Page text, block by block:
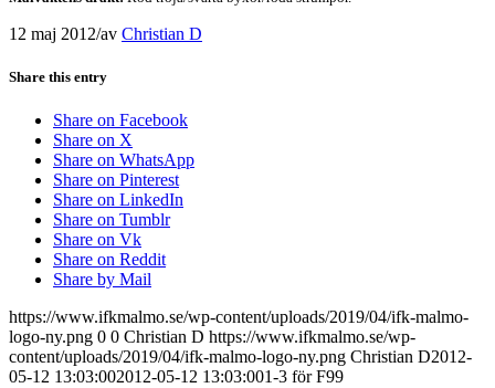
12 maj 2012/av Christian D
Share this entry
Share on Facebook
Share on X
Share on WhatsApp
Share on Pinterest
Share on LinkedIn
Share on Tumblr
Share on Vk
Share on Reddit
Share by Mail
https://www.ifkmalmo.se/wp-content/uploads/2019/04/ifk-malmo-
logo-ny.png 0 0 Christian D https://www.ifkmalmo.se/wp-
content/uploads/2019/04/ifk-malmo-logo-ny.png Christian D2012-
05-12 13:03:002012-05-12 13:03:001-3 för F99